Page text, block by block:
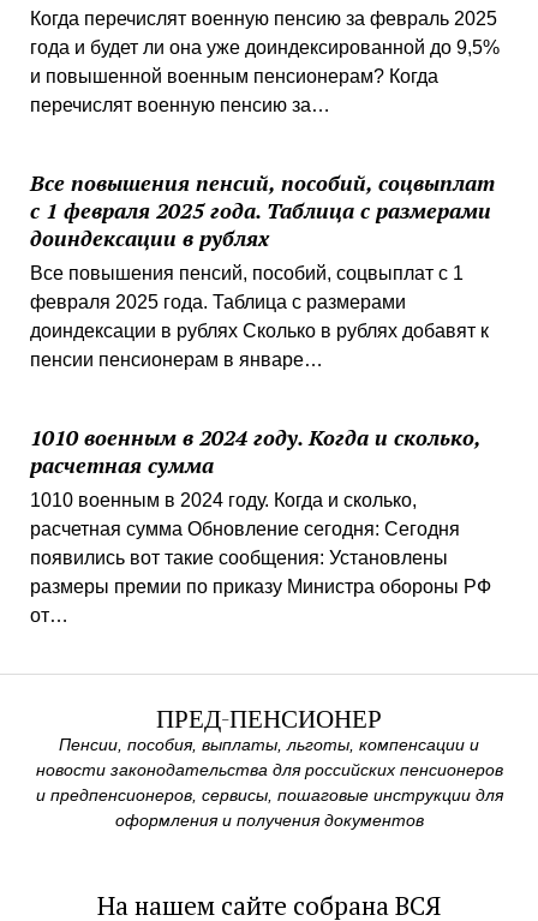
Когда перечислят военную пенсию за февраль 2025
года и будет ли она уже доиндексированной до 9,5%
и повышенной военным пенсионерам? Когда
перечислят военную пенсию за…
Все повышения пенсий, пособий, соцвыплат
с 1 февраля 2025 года. Таблица с размерами
доиндексации в рублях
Все повышения пенсий, пособий, соцвыплат с 1
февраля 2025 года. Таблица с размерами
доиндексации в рублях Сколько в рублях добавят к
пенсии пенсионерам в январе…
1010 военным в 2024 году. Когда и сколько,
расчетная сумма
1010 военным в 2024 году. Когда и сколько,
расчетная сумма Обновление сегодня: Сегодня
появились вот такие сообщения: Установлены
размеры премии по приказу Министра обороны РФ
от…
ПРЕД-ПЕНСИОНЕР
Пенсии, пособия, выплаты, льготы, компенсации и
новости законодательства для российских пенсионеров
и предпенсионеров, сервисы, пошаговые инструкции для
оформления и получения документов
На нашем сайте собрана ВСЯ